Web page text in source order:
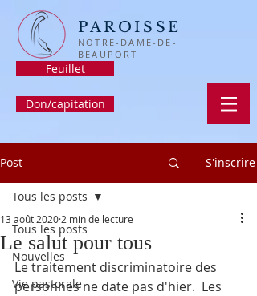
PAROISSE
NOTRE-DAME-DE-
BEAUPORT
Feuillet
Don/capitation
Post S'inscrire
Tous les posts
Nouvelles
Vie pastorale
Tous les posts
Le salut pour tous
13 août 2020 2 min de lecture
Le traitement discriminatoire des
personnes ne date pas d'hier.  Les